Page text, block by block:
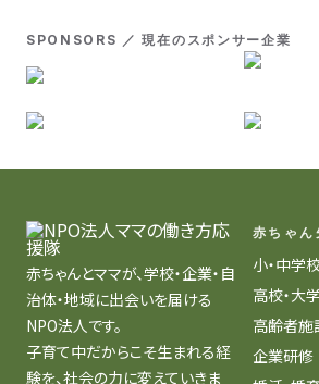
SPONSORS ／ 現在のスポンサー企業
赤ちゃんとママが、学校・企業・自
治体・地域に出会いを届ける
NPO法人です。
子育て中だからこそ生まれる経
験を、社会の力に変えていきま
赤ちゃん
小・中学
高校・大
高齢者施
企業研修